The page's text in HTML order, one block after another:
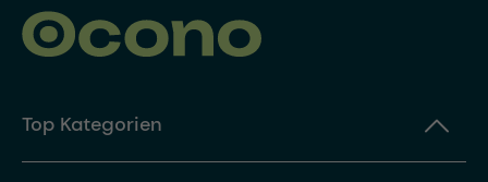
Top Kategorien